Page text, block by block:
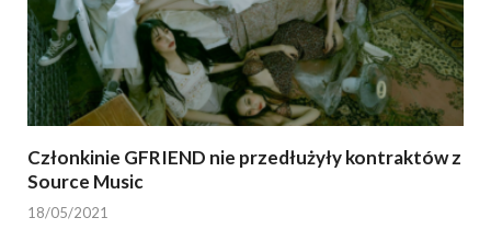
Członkinie GFRIEND nie przedłużyły kontraktów z
Source Music
18/05/2021